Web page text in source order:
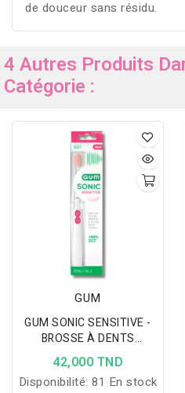
de douceur sans résidu.
4 Autres Produits
Catégorie :
GUM
GUM SONIC SENSITIVE -
BROSSE À DENTS
ÉLECTRIQUE 4101
42,000 TND
Disponibilité: 81 En stock